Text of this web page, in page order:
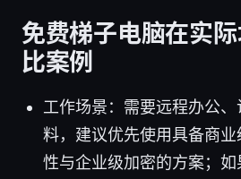
免费梯子电脑在实
比案例
工作场景：需要远程办公
料，建议优先使用具备商
性与企业级加密的方案；如